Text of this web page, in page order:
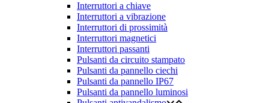
Interruttori a chiave
Interruttori a vibrazione
Interruttori di prossimità
Interruttori magnetici
Interruttori passanti
Pulsanti da circuito stampato
Pulsanti da pannello ciechi
Pulsanti da pannello IP67
Pulsanti da pannello luminosi